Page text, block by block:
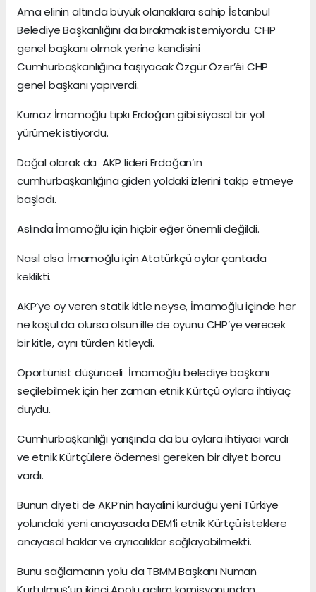
Ama elinin altında büyük olanaklara sahip İstanbul
Belediye Başkanlığını da bırakmak istemiyordu. CHP
genel başkanı olmak yerine kendisini
Cumhurbaşkanlığına taşıyacak Özgür Özer’éi CHP
genel başkanı yapıverdi.
Kurnaz İmamoğlu tıpkı Erdoğan gibi siyasal bir yol
yürümek istiyordu.
Doğal olarak da AKP lideri Erdoğan’ın
cumhurbaşkanlığına giden yoldaki izlerini takip etmeye
başladı.
Aslında İmamoğlu için hiçbir eğer önemli değildi.
Nasıl olsa İmamoğlu için Atatürkçü oylar çantada
keklikti.
AKP’ye oy veren statik kitle neyse, İmamoğlu içinde her
ne koşul da olursa olsun ille de oyunu CHP’ye verecek
bir kitle, aynı türden kitleydi.
Oportünist düşünceli İmamoğlu belediye başkanı
seçilebilmek için her zaman etnik Kürtçü oylara ihtiyaç
duydu.
Cumhurbaşkanlığı yarışında da bu oylara ihtiyacı vardı
ve etnik Kürtçülere ödemesi gereken bir diyet borcu
vardı.
Bunun diyeti de AKP’nin hayalini kurduğu yeni Türkiye
yolundaki yeni anayasada DEM’li etnik Kürtçü isteklere
anayasal haklar ve ayrıcalıklar sağlayabilmekti.
Bunu sağlamanın yolu da TBMM Başkanı Numan